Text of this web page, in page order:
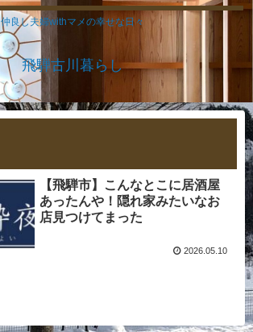
仲良し夫婦withマメの幸せな日々
飛騨古川暮らし
【飛騨市】こんなとこに居酒屋
あったんや！隠れ家みたいなお
店見つけてまった
2026.05.10